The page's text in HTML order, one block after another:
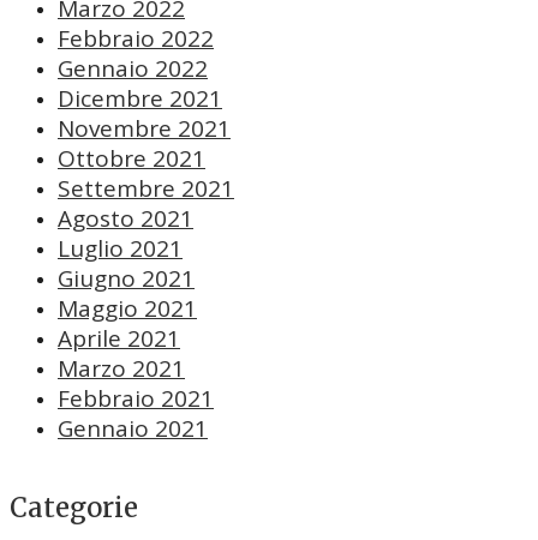
Marzo 2022
Febbraio 2022
Gennaio 2022
Dicembre 2021
Novembre 2021
Ottobre 2021
Settembre 2021
Agosto 2021
Luglio 2021
Giugno 2021
Maggio 2021
Aprile 2021
Marzo 2021
Febbraio 2021
Gennaio 2021
Categorie